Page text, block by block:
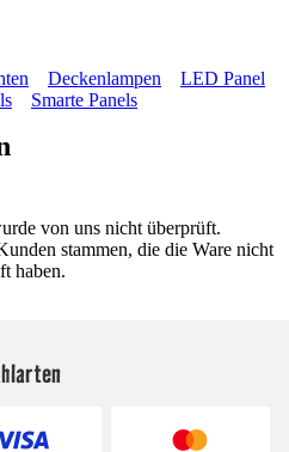
Deckenlampen
LED Panel
Smarte Panels
von uns nicht überprüft.
stammen, die die Ware nicht
haben.